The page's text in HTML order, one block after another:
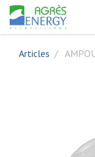
Articles